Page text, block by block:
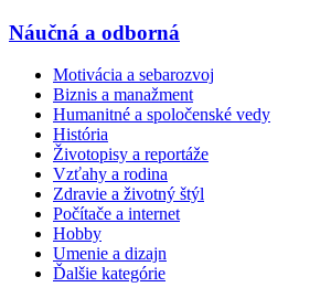
Náučná a odborná
Motivácia a sebarozvoj
Biznis a manažment
Humanitné a spoločenské vedy
História
Životopisy a reportáže
Vzťahy a rodina
Zdravie a životný štýl
Počítače a internet
Hobby
Umenie a dizajn
Ďalšie kategórie